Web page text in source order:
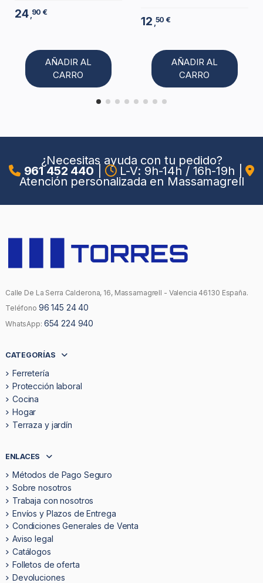
24 ,90 €
AÑADIR AL
CARRO
12 ,50 €
AÑADIR AL
CARRO
¿Necesitas ayuda con tu pedido?
961 452 440 L-V: 9h-14h / 16h-19h
Atención personalizada en Massamagrell
Calle De La Serra Calderona, 16, Massamagrell - Valencia 46130 España.
Teléfono 96 145 24 40
WhatsApp: 654 224 940
CATEGORÍAS
Ferretería
Protección laboral
Cocina
Hogar
Terraza y jardín
ENLACES
Métodos de Pago Seguro
Sobre nosotros
Trabaja con nosotros
Envíos y Plazos de Entrega
Condiciones Generales de Venta
Aviso legal
Catálogos
Folletos de oferta
Devoluciones